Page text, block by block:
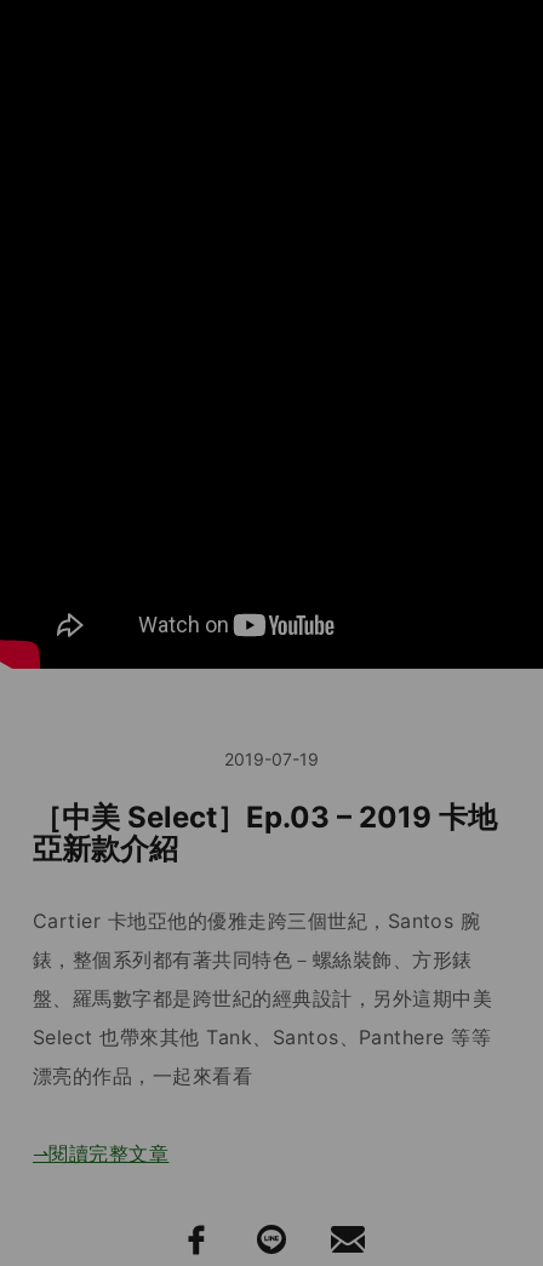
2019-07-19
［中美 Select］Ep.03 – 2019 卡地
亞新款介紹
Cartier 卡地亞他的優雅走跨三個世紀，Santos 腕
錶，整個系列都有著共同特色－螺絲裝飾、方形錶
盤、羅馬數字都是跨世紀的經典設計，另外這期中美
Select 也帶來其他 Tank、Santos、Panthere 等等
漂亮的作品，一起來看看
⇀閱讀完整文章